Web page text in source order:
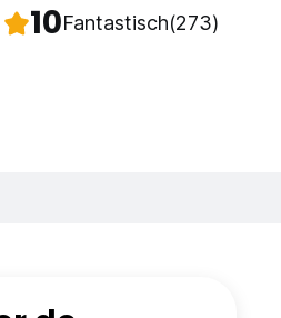
10Fantastisch(273)